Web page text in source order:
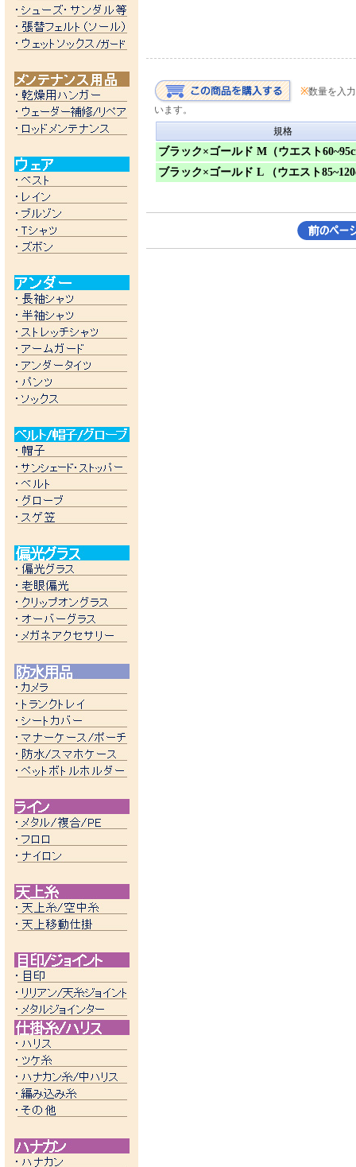
※数量を入
います。
規格
ブラック×ゴールド M（ウエスト
ブラック×ゴールド L （ウエスト